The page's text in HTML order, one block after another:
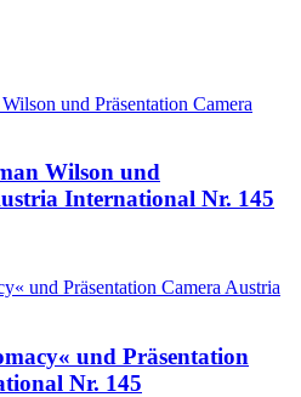
Wilson und
International Nr. 145
und Präsentation
Nr. 145